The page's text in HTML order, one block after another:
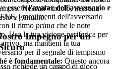
esserel'avatar dell'avversario e
i movimenti dell'avversario
il ritmo prima che le note
Usa la tua visione periferica per
ma mantieni la tua
per il segnale di tempismo
è fondamentale: Questo ancora
Nessun vincolo, nessuna
e genuino.
Impegno per un
richiede un campo di gioco